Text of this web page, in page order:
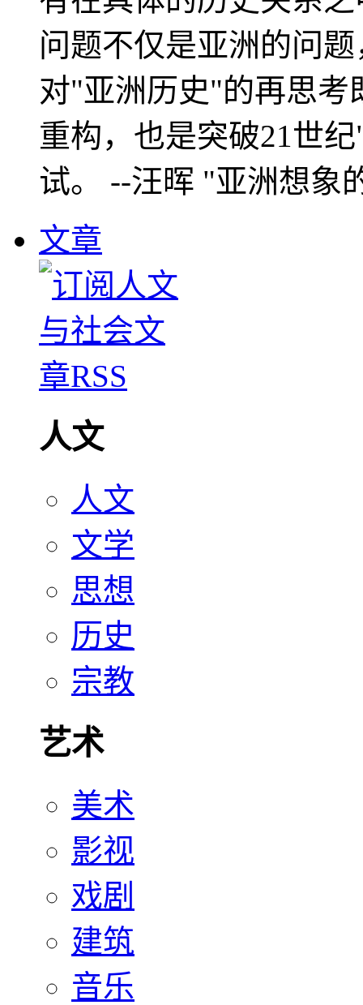
问题不仅是亚洲的问
对"亚洲历史"的再思考
重构，也是突破21世
试。 --汪晖 "亚洲想象
文章
人文
人文
文学
思想
历史
宗教
艺术
美术
影视
戏剧
建筑
音乐